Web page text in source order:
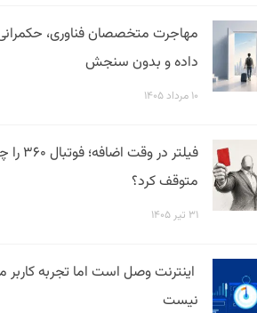
مهاجرت متخصصان فناوری،
داده و بدون سنجش
۱۰ مرداد ۱۴۰۵
فیلتر در
متوقف کرد؟
۳۱ تیر ۱۴۰۵
اینترنت وصل است اما تجربه
نیست